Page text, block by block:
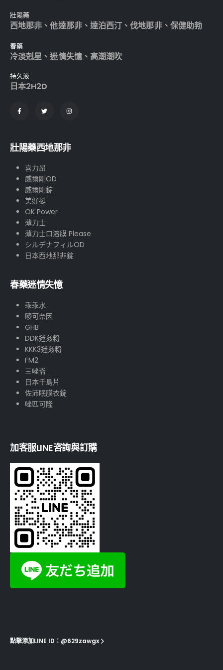
壯陽藥
西地那非 、他達那非、 達泊西汀 、伐地那非、 保健助勃
春藥
冷淡剋星 、迷情失憶、 高潮潮吹
持久液
日本2H2D
壯陽藥西地那非
喜力昂
威爾剛OD
威爾剛錠
美好挺
OK Power
薄力士
薄力士口溶膜 Please
シルデナフィルOD
日本西地那非錠
春藥迷情失憶
乖乖水
嘜可奈因
GHB
DDK迷姦粉
KKK3迷姦粉
FM2
三唑崙
日本千島片
佐沛眠膜衣錠
唑匹可隆
加客服LINE咨詢與訂購
點擊添加LINE ID：@629zawgx